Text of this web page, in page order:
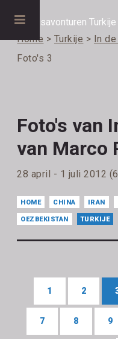
Home > Turkije > In
Foto's 3
Foto's van
van Marco
28 april - 1 juli 2012
HOME CHINA IRAN
OEZBEKISTAN TURKIJE
1 2
7 8 9